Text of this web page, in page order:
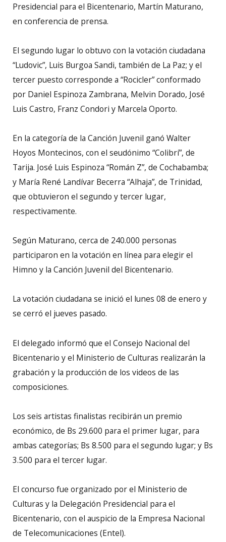
Presidencial para el Bicentenario, Martín Maturano,
en conferencia de prensa.
El segundo lugar lo obtuvo con la votación ciudadana
“Ludovic”, Luis Burgoa Sandi, también de La Paz; y el
tercer puesto corresponde a “Rocicler” conformado
por Daniel Espinoza Zambrana, Melvin Dorado, José
Luis Castro, Franz Condori y Marcela Oporto.
En la categoría de la Canción Juvenil ganó Walter
Hoyos Montecinos, con el seudónimo “Colibrí”, de
Tarija. José Luis Espinoza “Román Z”, de Cochabamba;
y María René Landívar Becerra “Alhaja”, de Trinidad,
que obtuvieron el segundo y tercer lugar,
respectivamente.
Según Maturano, cerca de 240.000 personas
participaron en la votación en línea para elegir el
Himno y la Canción Juvenil del Bicentenario.
La votación ciudadana se inició el lunes 08 de enero y
se cerró el jueves pasado.
El delegado informó que el Consejo Nacional del
Bicentenario y el Ministerio de Culturas realizarán la
grabación y la producción de los videos de las
composiciones.
Los seis artistas finalistas recibirán un premio
económico, de Bs 29.600 para el primer lugar, para
ambas categorías; Bs 8.500 para el segundo lugar; y Bs
3.500 para el tercer lugar.
El concurso fue organizado por el Ministerio de
Culturas y la Delegación Presidencial para el
Bicentenario, con el auspicio de la Empresa Nacional
de Telecomunicaciones (Entel).